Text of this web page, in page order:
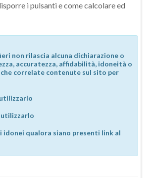
i pulsanti e come calcolare ed
non rilascia alcuna dichiarazione o
accuratezza, affidabilità, idoneità o
correlate contenute sul sito per
qualora siano presenti link al